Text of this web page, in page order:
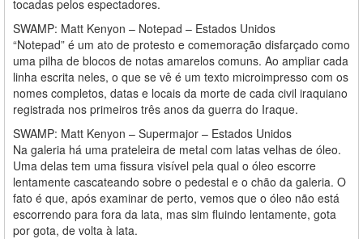
tocadas pelos espectadores.
SWAMP: Matt Kenyon – Notepad – Estados Unidos
“Notepad” é um ato de protesto e comemoração disfarçado como
uma pilha de blocos de notas amarelos comuns. Ao ampliar cada
linha escrita neles, o que se vê é um texto microimpresso com os
nomes completos, datas e locais da morte de cada civil iraquiano
registrada nos primeiros três anos da guerra do Iraque.
SWAMP: Matt Kenyon – Supermajor – Estados Unidos
Na galeria há uma prateleira de metal com latas velhas de óleo.
Uma delas tem uma fissura visível pela qual o óleo escorre
lentamente cascateando sobre o pedestal e o chão da galeria. O
fato é que, após examinar de perto, vemos que o óleo não está
escorrendo para fora da lata, mas sim fluindo lentamente, gota
por gota, de volta à lata.